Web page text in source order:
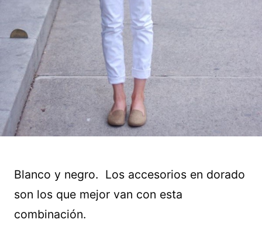
Blanco y negro. Los accesorios en dorado
son los que mejor van con esta
combinación.